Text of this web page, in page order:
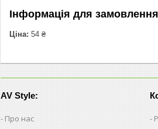
Інформація для замовлення
Ціна: 54 ₴
AV Style:
Про нас